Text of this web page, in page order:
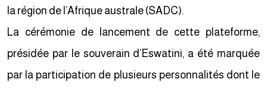
la région de l’Afrique australe (SADC).
La cérémonie de lancement de cette plateforme,
présidée par le souverain d’Eswatini, a été marquée
par la participation de plusieurs personnalités dont le